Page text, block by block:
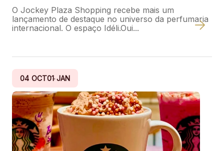
O Jockey Plaza Shopping recebe mais um
lançamento de destaque no universo da perfumaria
internacional. O espaço Idéli.Oui...
04 OCT01 JAN